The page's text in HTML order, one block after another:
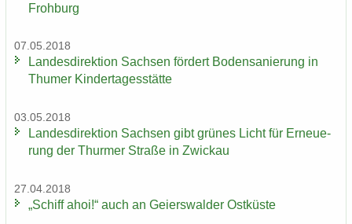
Froh­burg
07.05.2018
Lan­des­di­rek­ti­on Sach­sen för­dert Bo­den­sa­nie­rung in
Thu­mer Kin­der­ta­ges­stät­te
03.05.2018
Lan­des­di­rek­ti­on Sach­sen gibt grü­nes Licht für Er­neue­
rung der Thur­mer Stra­ße in Zwi­ckau
27.04.2018
„Schiff ahoi!“ auch an Gei­ers­wal­der Ost­küs­te